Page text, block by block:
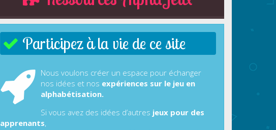
Participez à la vie de ce site
Nous voulons créer un espace pour échanger
nos idées et nos expériences sur le jeu en
alphabétisation.
Si vous avez des idées d’autres jeux pour des
apprenants,